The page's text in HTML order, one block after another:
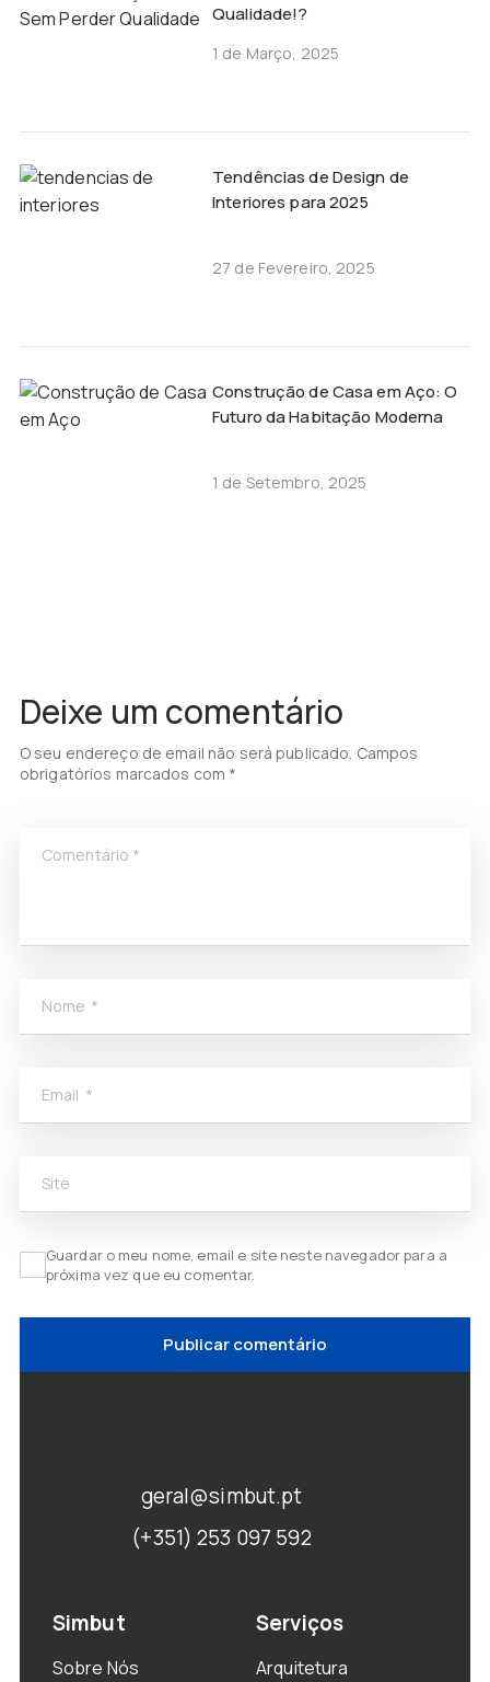
Qualidade!?
1 de Março, 2025
Tendências de Design de
Interiores para 2025
27 de Fevereiro, 2025
Construção de Casa em Aço: O
Futuro da Habitação Moderna
1 de Setembro, 2025
Deixe um comentário
O seu endereço de email não será publicado. Campos
obrigatórios marcados com *
Comentário *
Nome *
Email *
Site
Guardar o meu nome, email e site neste navegador para a
próxima vez que eu comentar.
geral@simbut.pt
(+351) 253 097 592
Simbut
Sobre Nós
Serviços
Arquitetura